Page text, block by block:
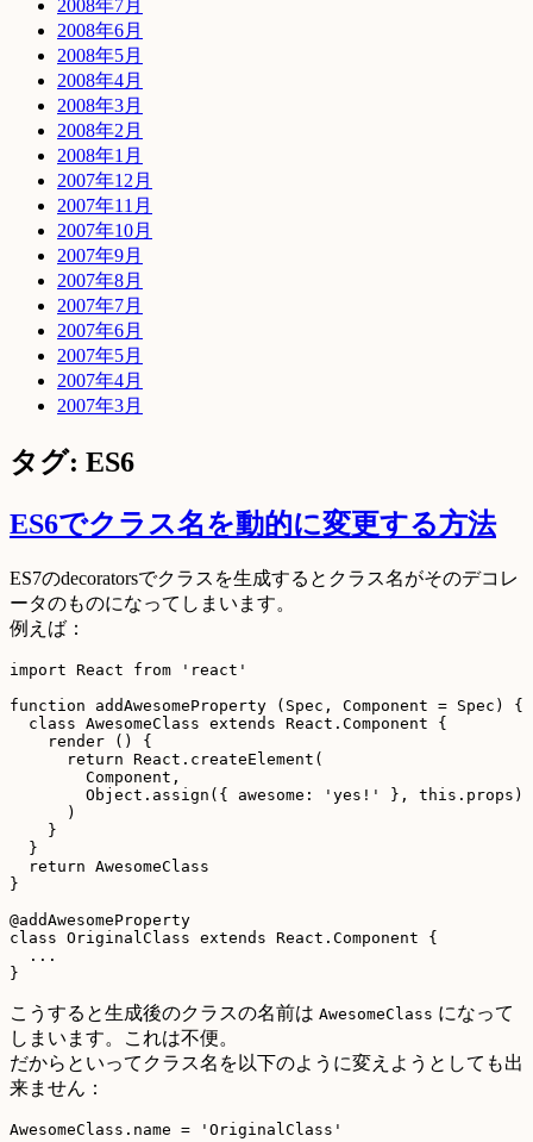
2008年7月
2008年6月
2008年5月
2008年4月
2008年3月
2008年2月
2008年1月
2007年12月
2007年11月
2007年10月
2007年9月
2007年8月
2007年7月
2007年6月
2007年5月
2007年4月
2007年3月
タグ: ES6
ES6でクラス名を動的に変更する方法
ES7のdecoratorsでクラスを生成するとクラス名がそのデコレ
ータのものになってしまいます。
例えば：
import React from 'react'
function addAwesomeProperty (Spec, Component = Spec) {
  class AwesomeClass extends React.Component {
    render () {
      return React.createElement(
        Component,
        Object.assign({ awesome: 'yes!' }, this.props)
      )
    }
  }
  return AwesomeClass
}
@addAwesomeProperty
class OriginalClass extends React.Component {
  ...
こうすると生成後のクラスの名前は AwesomeClass になって
しまいます。これは不便。
だからといってクラス名を以下のように変えようとしても出
来ません：